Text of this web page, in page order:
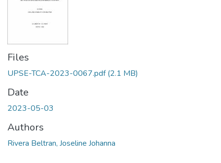
Files
UPSE-TCA-2023-0067.pdf(2.1 MB)
Date
2023-05-03
Authors
Rivera Beltran, Joseline Johanna